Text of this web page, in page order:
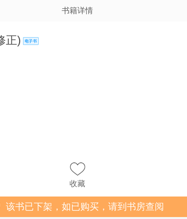
书籍详情
正)
收藏
该书已下架，如已购买，请到书房查阅